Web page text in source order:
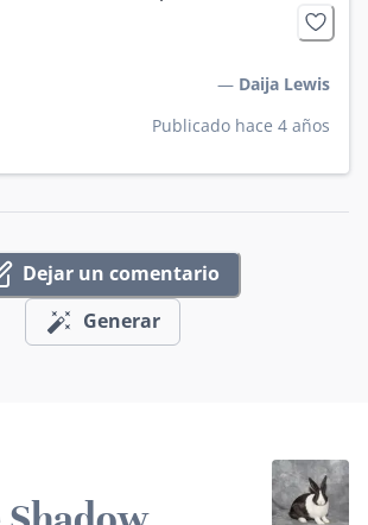
— Daija Lewis
Publicado hace 4 años
Dejar un comentario
Generar